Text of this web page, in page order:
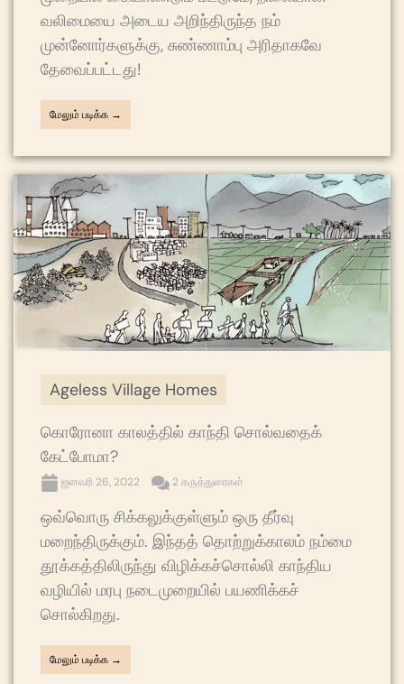
வலிமையை அடைய அறிந்திருந்த நம்
முன்னோர்களுக்கு, சுண்ணாம்பு அரிதாகவே
தேவைப்பட்டது!
மேலும் படிக்க →
Ageless Village Homes
கொரோனா காலத்தில் காந்தி சொல்வதைக்
கேட்போமா?
ஜனவரி 26, 2022 2 கருத்துரைகள்
ஒவ்வொரு சிக்கலுக்குள்ளும் ஒரு தீர்வு
மறைந்திருக்கும். இந்தத் தொற்றுக்காலம் நம்மை
தூக்கத்திலிருந்து விழிக்கச்சொல்லி காந்திய
வழியில் மரபு நடைமுறையில் பயணிக்கச்
சொல்கிறது.
மேலும் படிக்க →